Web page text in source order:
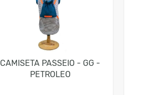
CAMISETA PASSEIO - GG -
PETROLEO